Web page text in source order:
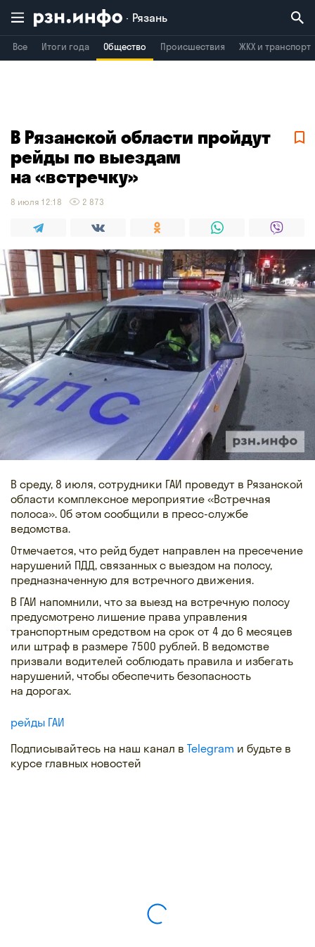
Рязань
Все Итоги года Общество Происшествия ЖКХ и транспорт
Воронеж Брянск
В Рязанской области пройдут
рейды по выездам
на «встречку»
8 июля 12:18 2 873
В среду, 8 июля, сотрудники ГАИ проведут в Рязанской
области комплексное мероприятие «Встречная
полоса». Об этом сообщили в пресс-службе
ведомства.
Отмечается, что рейд будет направлен на пресечение
нарушений ПДД, связанных с выездом на полосу,
предназначенную для встречного движения.
В ГАИ напомнили, что за выезд на встречную полосу
предусмотрено лишение права управления
транспортным средством на срок от 4 до 6 месяцев
или штраф в размере 7500 рублей. В ведомстве
призвали водителей соблюдать правила и избегать
нарушений, чтобы обеспечить безопасность
на дорогах.
рейды ГАИ
Подписывайтесь на наш канал в Telegram и будьте в
курсе главных новостей